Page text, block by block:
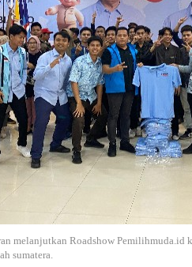
melanjutkan Roadshow Pemilihmuda.id
sumatera.